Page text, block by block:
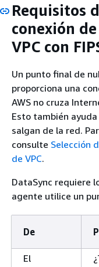
Requisitos
conexión
VPC con
Un punto final de
proporciona una
AWS no cruza
Esto también
salgan de la red.
consulte Selección
de VPC.
DataSync requiere
agente utilice un
De
El